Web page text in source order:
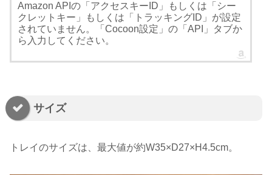
Amazon APIの「アクセスキーID」もしくは「シー
クレットキー」もしくは「トラッキングID」が設定
されていません。「Cocoon設定」の「API」タブか
ら入力してください。
サイズ
トレイのサイズは、最大値が約W35×D27×H4.5cm。